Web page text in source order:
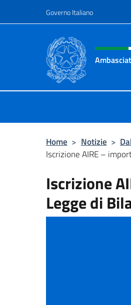
Governo Italiano
Intestazione
Home > Notizie >
Iscrizione AIRE –
Iscrizione
Legge di